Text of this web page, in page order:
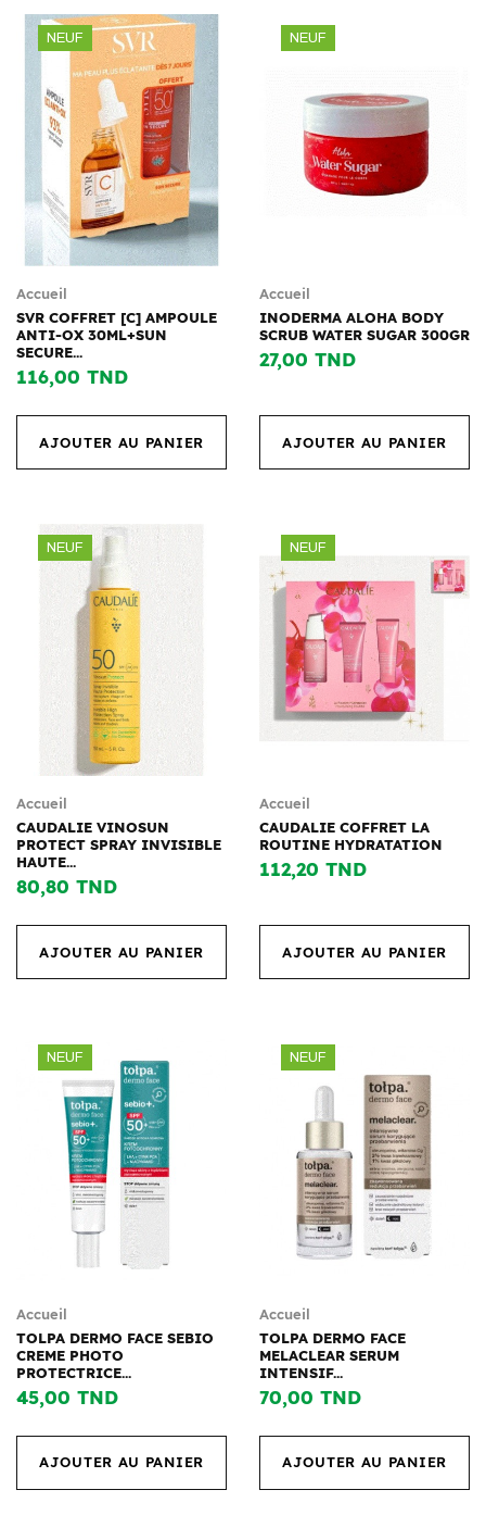
NEUF
Accueil
SVR COFFRET [C] AMPOULE
ANTI-OX 30ML+SUN
SECURE...
116,00 TND
AJOUTER AU PANIER
NEUF
Accueil
INODERMA ALOHA BODY
SCRUB WATER SUGAR 300GR
27,00 TND
AJOUTER AU PANIER
NEUF
Accueil
CAUDALIE VINOSUN
PROTECT SPRAY INVISIBLE
HAUTE...
80,80 TND
AJOUTER AU PANIER
NEUF
Accueil
CAUDALIE COFFRET LA
ROUTINE HYDRATATION
112,20 TND
AJOUTER AU PANIER
NEUF
Accueil
TOLPA DERMO FACE SEBIO
CREME PHOTO
PROTECTRICE...
45,00 TND
AJOUTER AU PANIER
NEUF
Accueil
TOLPA DERMO FACE
MELACLEAR SERUM
INTENSIF...
70,00 TND
AJOUTER AU PANIER